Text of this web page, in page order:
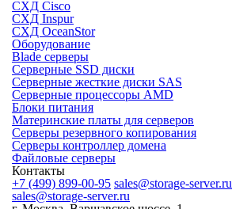
СХД Cisco
СХД Inspur
СХД OceanStor
Оборудование
Blade серверы
Серверные SSD диски
Cерверные жесткие диски SAS
Серверные процессоры AMD
Блоки питания
Материнские платы для серверов
Серверы резервного копирования
Серверы контроллер домена
Файловые серверы
Контакты
+7 (499) 899-00-95 sales@storage-server.ru
sales@storage-server.ru